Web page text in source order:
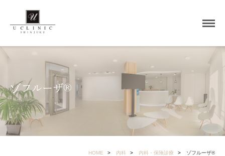
ゾフルーザ®
HOME 内科 内科・保険診療 ゾフルーザ®